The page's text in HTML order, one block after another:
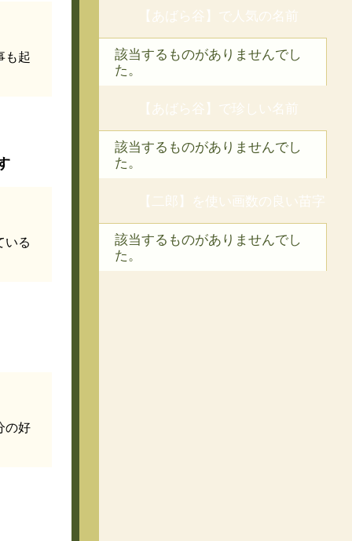
も起
いる
の好
【あばら谷】で人気の名前
該当するものがありませんでし
た。
【あばら谷】で珍しい名前
該当するものがありませんでし
た。
【二郎】を使い画数の良い苗字
該当するものがありませんでし
た。